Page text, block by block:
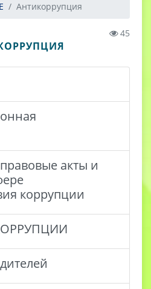
Антикоррупция
45
акты и
коррупции